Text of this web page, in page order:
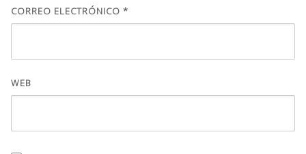
CORREO ELECTRÓNICO *
WEB